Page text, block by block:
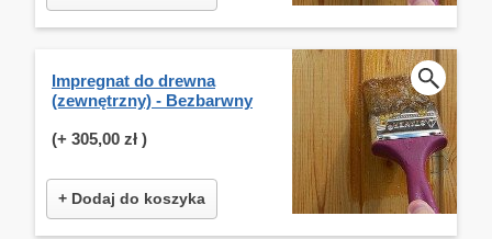
Impregnat do drewna
(zewnętrzny) - Bezbarwny
(+ 305,00 zł )
+ Dodaj do koszyka